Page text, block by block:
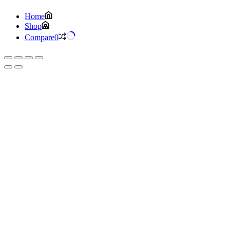
Home
Shop
Compare0